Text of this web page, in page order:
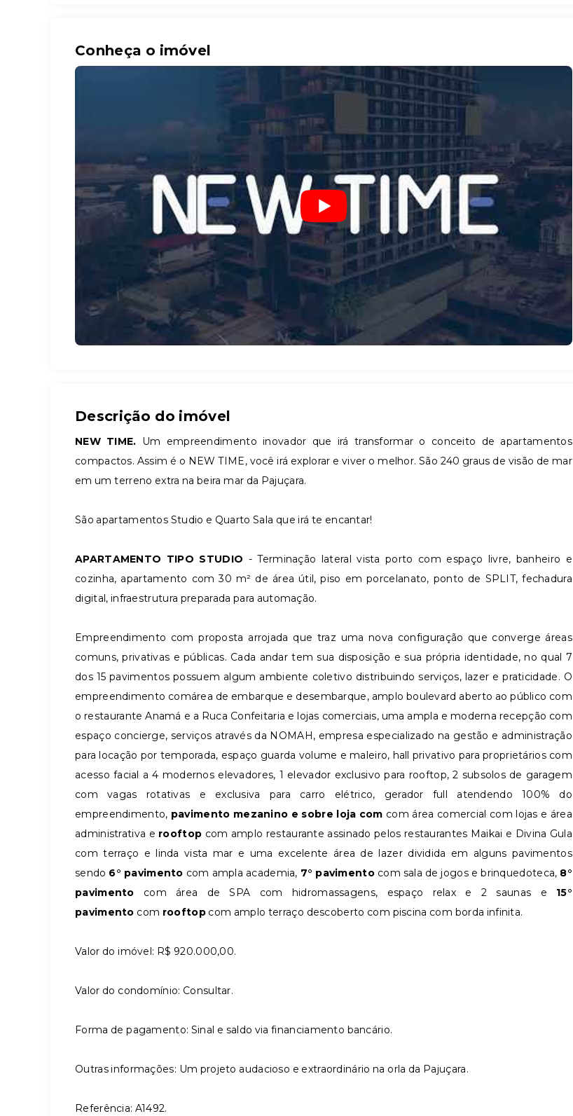
Conheça o imóvel
Descrição do imóvel
NEW TIME. Um empreendimento inovador que irá transformar o conceito de apartamentos
compactos. Assim é o NEW TIME, você irá explorar e viver o melhor. São 240 graus de visão de mar
em um terreno extra na beira mar da Pajuçara.
São apartamentos Studio e Quarto Sala que irá te encantar!
APARTAMENTO TIPO STUDIO - Terminação lateral vista porto com espaço livre, banheiro e
cozinha, apartamento com 30 m² de área útil, piso em porcelanato, ponto de SPLIT, fechadura
digital, infraestrutura preparada para automação.
Empreendimento com proposta arrojada que traz uma nova configuração que converge áreas
comuns, privativas e públicas. Cada andar tem sua disposição e sua própria identidade, no qual 7
dos 15 pavimentos possuem algum ambiente coletivo distribuindo serviços, lazer e praticidade. O
empreendimento comárea de embarque e desembarque, amplo boulevard aberto ao público com
o restaurante Anamá e a Ruca Confeitaria e lojas comerciais, uma ampla e moderna recepção com
espaço concierge, serviços através da NOMAH, empresa especializado na gestão e administração
para locação por temporada, espaço guarda volume e maleiro, hall privativo para proprietários com
acesso facial a 4 modernos elevadores, 1 elevador exclusivo para rooftop, 2 subsolos de garagem
com vagas rotativas e exclusiva para carro elétrico, gerador full atendendo 100% do
empreendimento, pavimento mezanino e sobre loja com com área comercial com lojas e área
administrativa e rooftop com amplo restaurante assinado pelos restaurantes Maikai e Divina Gula
com terraço e linda vista mar e uma excelente área de lazer dividida em alguns pavimentos
sendo 6° pavimento com ampla academia, 7° pavimentocom sala de jogos e brinquedoteca, 8°
pavimento com área de SPA com hidromassagens, espaço relax e 2 saunas e 15°
pavimento com rooftop com amplo terraço descoberto com piscina com borda infinita.
Valor do imóvel: R$ 920.000,00.
Valor do condomínio: Consultar.
Forma de pagamento: Sinal e saldo via financiamento bancário.
Outras informações: Um projeto audacioso e extraordinário na orla da Pajuçara.
Referência: A1492.